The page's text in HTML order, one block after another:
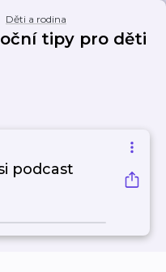
Děti a rodina
tipy pro děti
podcast